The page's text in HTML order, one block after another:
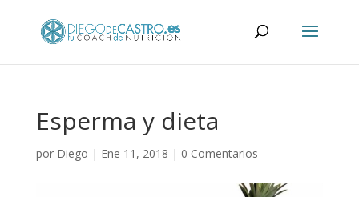
Esperma y dieta
por Diego | Ene 11, 2018 | 0 Comentarios